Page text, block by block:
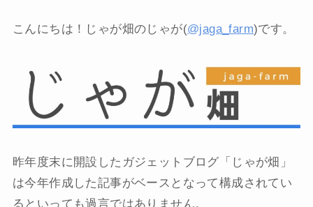
こんにちは！じゃが畑のじゃが(@jaga_farm)です。
昨年度末に開設したガジェットブログ「じゃが畑」
は今年作成した記事がベースとなって構成されてい
るといっても過言ではありません。